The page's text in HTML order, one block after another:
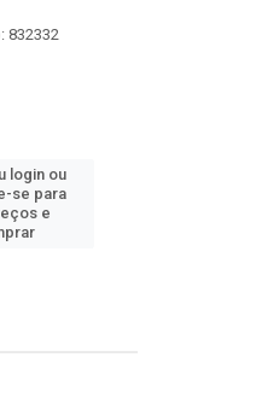
832332
login ou
se para
e